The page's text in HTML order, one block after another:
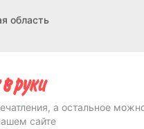
область
а остальное
сайте